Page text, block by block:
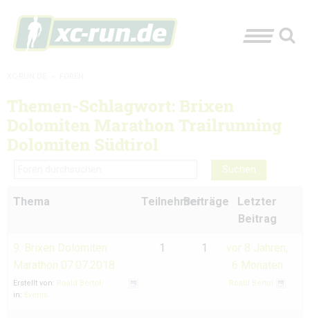
Themen-Schlagwort: Brixen
Dolomiten Marathon Trailrunning
Dolomiten Südtirol
Thema TeilnehmerBeiträge
Letzter
Beitrag
9. Brixen Dolomiten
Marathon 07.07.2018
Erstellt von: Roald Bertol
in: Events
1 1
vor 8 Jahren,
6 Monaten
Roald Bertol